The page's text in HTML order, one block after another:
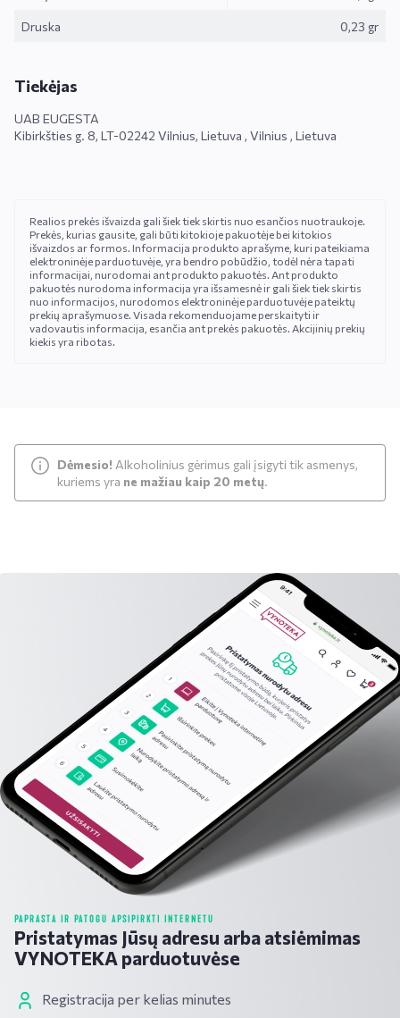
Druska 0,23 gr
Tiekėjas
UAB EUGESTA
Kibirkšties g. 8, LT-02242 Vilnius, Lietuva , Vilnius , Lietuva
Realios prekės išvaizda gali šiek tiek skirtis nuo esančios nuotraukoje.
Prekės, kurias gausite, gali būti kitokioje pakuotėje bei kitokios
išvaizdos ar formos. Informacija produkto aprašyme, kuri pateikiama
elektroninėje parduotuvėje, yra bendro pobūdžio, todėl nėra tapati
informacijai, nurodomai ant produkto pakuotės. Ant produkto
pakuotės nurodoma informacija yra išsamesnė ir gali šiek tiek skirtis
nuo informacijos, nurodomos elektroninėje parduotuvėje pateiktų
prekių aprašymuose. Visada rekomenduojame perskaityti ir
vadovautis informacija, esančia ant prekės pakuotės. Akcijinių prekių
kiekis yra ribotas.
Dėmesio! Alkoholinius gėrimus gali įsigyti tik asmenys,
kuriems yra ne mažiau kaip 20 metų.
PAPRASTA IR PATOGU APSIPIRKTI INTERNETU
Pristatymas Jūsų adresu arba atsiėmimas
VYNOTEKA parduotuvėse
Registracija per kelias minutes